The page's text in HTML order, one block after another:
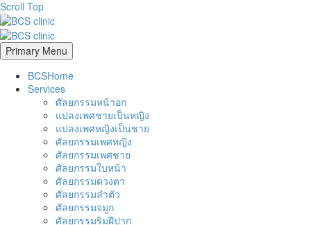
Scroll Top
Primary Menu
BCSHome
Services
ศัลยกรรมหน้าอก
แปลงเพศชายเป็นหญิง
แปลงเพศหญิงเป็นชาย
ศัลยกรรมเพศหญิง
ศัลยกรรมเพศชาย
ศัลยกรรมใบหน้า
ศัลยกรรมดวงตา
ศัลยกรรมลำตัว
ศัลยกรรมจมูก
ศัลยกรรมริมฝีปาก